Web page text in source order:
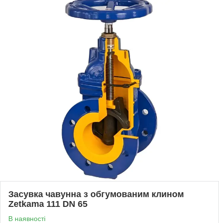
Засувка чавунна з обгумованим клином
Zetkama 111 DN 65
В наявності